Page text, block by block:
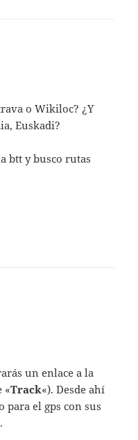
o Wikiloc? ¿Y
Euskadi?
btt y busco rutas
un enlace a la
«Track«). Desde ahí
para el gps con sus